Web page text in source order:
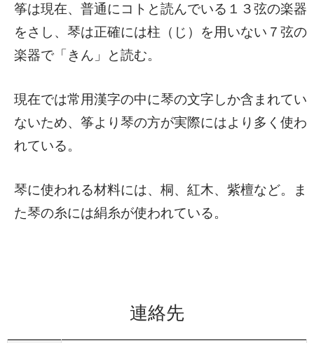
筝は現在、普通にコトと読んでいる１３弦の楽器
をさし、琴は正確には柱（じ）を用いない７弦の
楽器で「きん」と読む。
現在では常用漢字の中に琴の文字しか含まれてい
ないため、筝より琴の方が実際にはより多く使わ
れている。
琴に使われる材料には、桐、紅木、紫檀など。ま
た琴の糸には絹糸が使われている。
連絡先